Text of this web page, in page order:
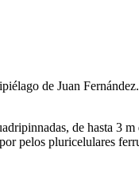
de Juan
de hasta 3
pelos pluricelulares